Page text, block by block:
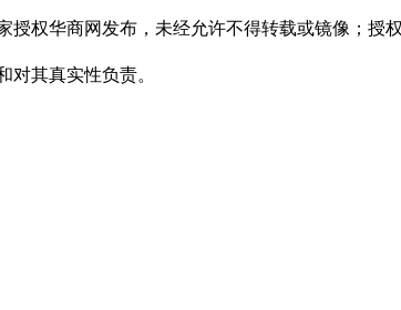
权华商网发布，未经允许不得转载或镜像；授
其真实性负责。